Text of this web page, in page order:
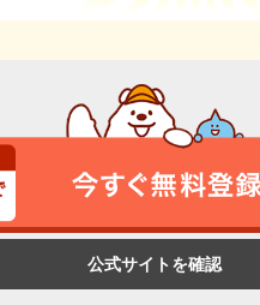
公式サイトを確認